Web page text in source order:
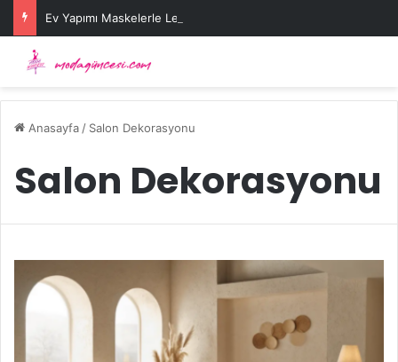
Ev Yapımı Maskelerle Leke Sorununa Çözüm Önerileri
Anasayfa / Salon Dekorasyonu
Salon Dekorasyonu